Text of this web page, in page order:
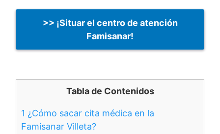
>> ¡Situar el centro de atención
Famisanar!
Tabla de Contenidos
1 ¿Cómo sacar cita médica en la
Famisanar Villeta?